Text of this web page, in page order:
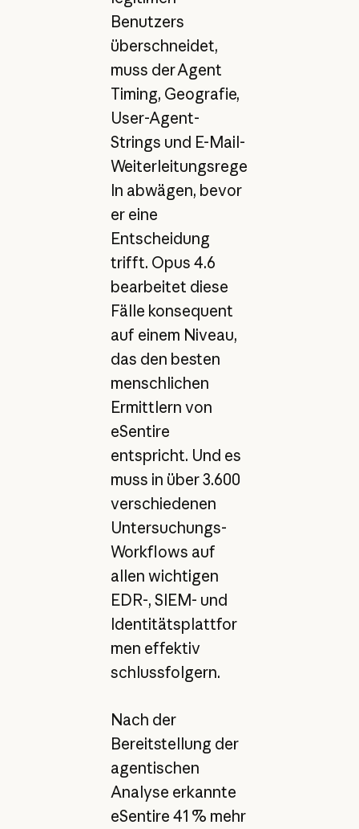
Benutzers
überschneidet,
muss der Agent
Timing, Geografie,
User-Agent-
Strings und E-Mail-
Weiterleitungsrege
ln abwägen, bevor
er eine
Entscheidung
trifft. Opus 4.6
bearbeitet diese
Fälle konsequent
auf einem Niveau,
das den besten
menschlichen
Ermittlern von
eSentire
entspricht. Und es
muss in über 3.600
verschiedenen
Untersuchungs-
Workflows auf
allen wichtigen
EDR-, SIEM- und
Identitätsplattfor
men effektiv
schlussfolgern.
Nach der
Bereitstellung der
agentischen
Analyse erkannte
eSentire 41 % mehr